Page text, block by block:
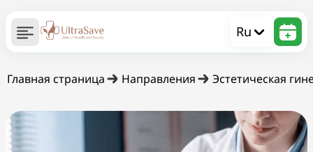
Ru
Главная страница Направления Эстетическая